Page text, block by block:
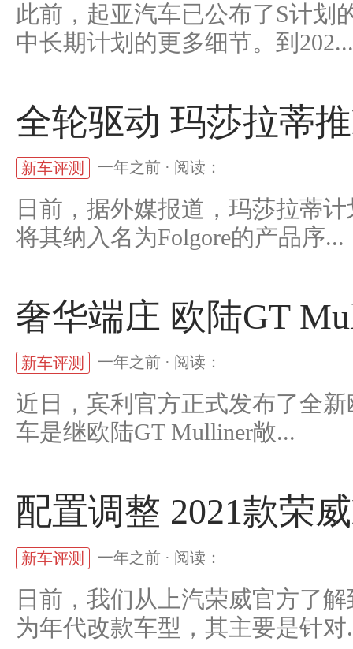
此前，起亚汽车已公布了S计划
中长期计划的更多细节。到202...
全轮驱动 玛莎拉蒂
新车评测 一年之前 · 阅读：
日前，据外媒报道，玛莎拉蒂
将其纳入名为Folgore的产品序...
奢华端庄 欧陆GT
新车评测 一年之前 · 阅读：
近日，宾利官方正式发布了全
车是继欧陆GT Mulliner敞...
配置调整 2021款荣
新车评测 一年之前 · 阅读：
日前，我们从上汽荣威官方了
为年代改款车型，其主要是针对